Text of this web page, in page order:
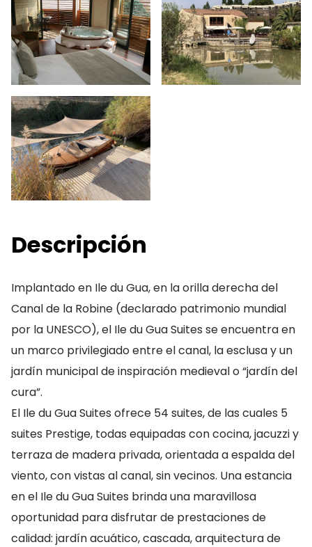
Descripción
Implantado en Ile du Gua, en la orilla derecha del
Canal de la Robine (declarado patrimonio mundial
por la UNESCO), el Ile du Gua Suites se encuentra en
un marco privilegiado entre el canal, la esclusa y un
jardín municipal de inspiración medieval o “jardín del
cura”.
El Ile du Gua Suites ofrece 54 suites, de las cuales 5
suites Prestige, todas equipadas con cocina, jacuzzi y
terraza de madera privada, orientada a espalda del
viento, con vistas al canal, sin vecinos. Una estancia
en el Ile du Gua Suites brinda una maravillosa
oportunidad para disfrutar de prestaciones de
calidad: jardín acuático, cascada, arquitectura de